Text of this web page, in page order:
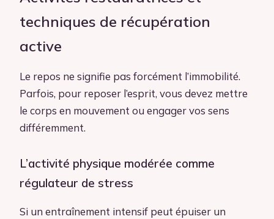
techniques de récupération
active
Le repos ne signifie pas forcément l’immobilité.
Parfois, pour reposer l’esprit, vous devez mettre
le corps en mouvement ou engager vos sens
différemment.
L’activité physique modérée comme
régulateur de stress
Si un entraînement intensif peut épuiser un